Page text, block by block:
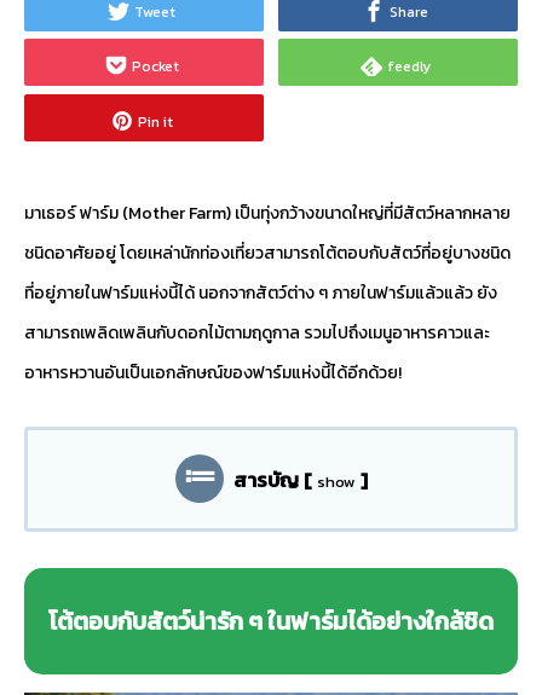
Tweet Share
Pocket feedly
Pin it
มาเธอร์ ฟาร์ม (Mother Farm) เป็นทุ่งกว้างขนาดใหญ่ที่มีสัตว์หลากหลาย
ชนิดอาศัยอยู่ โดยเหล่านักท่องเที่ยวสามารถโต้ตอบกับสัตว์ที่อยู่บางชนิด
ที่อยู่ภายในฟาร์มแห่งนี้ได้ นอกจากสัตว์ต่าง ๆ ภายในฟาร์มแล้วแล้ว ยัง
สามารถเพลิดเพลินกับดอกไม้ตามฤดูกาล รวมไปถึงเมนูอาหารคาวและ
อาหารหวานอันเป็นเอกลักษณ์ของฟาร์มแห่งนี้ได้อีกด้วย!
สารบัญ [ show ]
โต้ตอบกับสัตว์น่ารัก ๆ ในฟาร์มได้อย่างใกล้ชิด